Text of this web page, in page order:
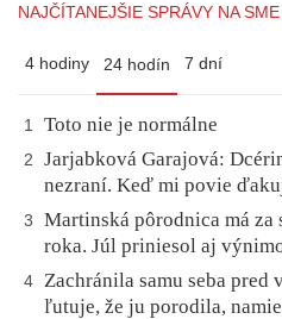
NAJČÍTANEJŠIE SPRÁVY NA SME
4 hodiny 24 hodín 7 dní
1 Toto nie je normálne
2
Jarjabková Garajová:
nezraní. Keď mi povie
3
Martinská pôrodnica má za
roka. Júl priniesol aj
4
Zachránila samu seba
ľutuje, že ju porodila,